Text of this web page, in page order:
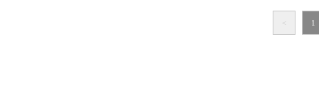
< 1